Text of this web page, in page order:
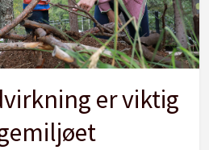
er viktig